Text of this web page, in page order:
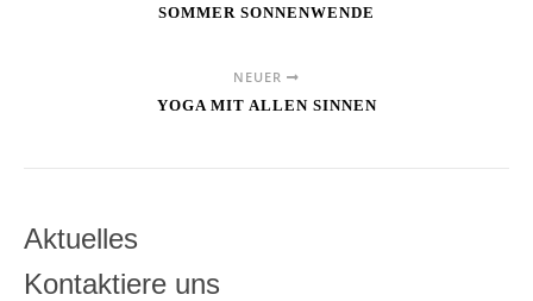
SOMMER SONNENWENDE
NEUER
YOGA MIT ALLEN SINNEN
Aktuelles
Kontaktiere uns